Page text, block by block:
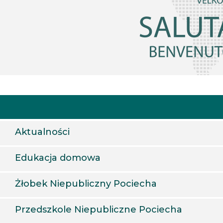
Aktualności
Edukacja domowa
Żłobek Niepubliczny Pociecha
Oferta
Przedszkole Niepubliczne Pociecha